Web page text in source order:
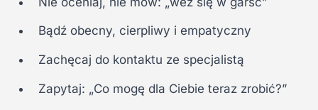
Bądź obecny, cierpliwy i empatyczny
Zachęcaj do kontaktu ze specjalistą
Zapytaj: „Co mogę dla Ciebie teraz zrobić?”